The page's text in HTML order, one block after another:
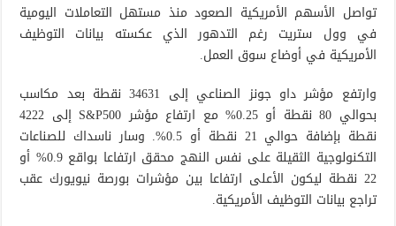
تواصل الأسهم الأمريكية الصعود منذ مستهل التعاملات اليومية
في وول ستريت رغم التدهور الذي عكسته بيانات التوظيف
الأمريكية في أوضاع سوق العمل.
وارتفع مؤشر داو جونز الصناعي إلى 34631 نقطة بعد مكاسب
بحوالي 80 نقطة أو 0.25% مع ارتفاع مؤشر S&P500 إلى 4222
نقطة بإضافة حوالي 21 نقطة أو 0.5%. وسار ناسداك للصناعات
التكنولوجية الثقيلة على نفس النهج محقق ارتفاعا بواقع 0.9% أو
22 نقطة ليكون الأعلى ارتفاعا بين مؤشرات بورصة نيويورك عقب
تراجع بيانات التوظيف الأمريكية.